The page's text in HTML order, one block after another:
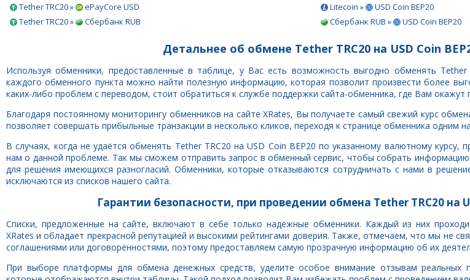
Tether TRC20 »
ePayCore USD
Tether TRC20 »
Сбербанк RUB
Litecoin »
USD Coin BEP20
Сбербанк RUB »
USD Coin BEP20
Детальнее об обмене Tether TRC20 на USD Coin
Используя обменники, предоставленные в таблице, у Вас есть возможность выгодно обменять
каждого обменного пункта можно найти полезную информацию, которая позволит произвести более
каких-либо проблем с переводом, стоит обратиться к службе поддержки сайта-обменника, где Вам
Благодаря постоянному мониторингу обменников на сайте XRates, Вы получаете самый свежий курс
позволяет совершать прибыльные транзакции в несколько кликов, переходя к странице обменника одним
В случаях, когда не удаётся обменять Tether TRC20 на USD Coin BEP20 по указанному валютному
нам о данной проблеме. Так мы сможем отправить запрос в обменный сервис, чтобы собрать
для решения имеющихся разногласий. Обменники, которые отказываются сотрудничать с нами в
исключаются из списков нашего сайта.
Гарантии безопасности, при проведении обмена Tether TRC20 на
Списки, предложенные на сайте, включают в себе только надёжные обменники. Каждый из них
XRates и обладает прекрасной репутацией и высокими рейтингами доверия. Также, отмечаем, что мы не
соглашениями или договорённостями, поэтому предоставляем самую прозрачную информацию об их
При выборе платформы для обмена денежных средств, уделите особое внимание отзывам реальных